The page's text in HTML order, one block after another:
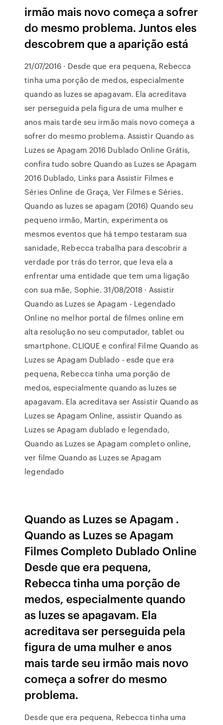
irmão mais novo começa a sofrer
do mesmo problema. Juntos eles
descobrem que a aparição está
21/07/2016 · Desde que era pequena, Rebecca
tinha uma porção de medos, especialmente
quando as luzes se apagavam. Ela acreditava
ser perseguida pela figura de uma mulher e
anos mais tarde seu irmão mais novo começa a
sofrer do mesmo problema. Assistir Quando as
Luzes se Apagam 2016 Dublado Online Grátis,
confira tudo sobre Quando as Luzes se Apagam
2016 Dublado, Links para Assistir Filmes e
Séries Online de Graça, Ver Filmes e Séries.
Quando as luzes se apagam (2016) Quando seu
pequeno irmão, Martin, experimenta os
mesmos eventos que há tempo testaram sua
sanidade, Rebecca trabalha para descobrir a
verdade por trás do terror, que leva ela a
enfrentar uma entidade que tem uma ligação
con sua mãe, Sophie. 31/08/2018 · Assistir
Quando as Luzes se Apagam - Legendado
Online no melhor portal de filmes online em
alta resolução no seu computador, tablet ou
smartphone. CLIQUE e confira! Filme Quando as
Luzes se Apagam Dublado - esde que era
pequena, Rebecca tinha uma porção de
medos, especialmente quando as luzes se
apagavam. Ela acreditava ser Assistir Quando as
Luzes se Apagam Online, assistir Quando as
Luzes se Apagam dublado e legendado,
Quando as Luzes se Apagam completo online,
ver filme Quando as Luzes se Apagam
legendado
Quando as Luzes se Apagam .
Quando as Luzes se Apagam
Filmes Completo Dublado Online
Desde que era pequena,
Rebecca tinha uma porção de
medos, especialmente quando
as luzes se apagavam. Ela
acreditava ser perseguida pela
figura de uma mulher e anos
mais tarde seu irmão mais novo
começa a sofrer do mesmo
problema.
Desde que era pequena, Rebecca tinha uma